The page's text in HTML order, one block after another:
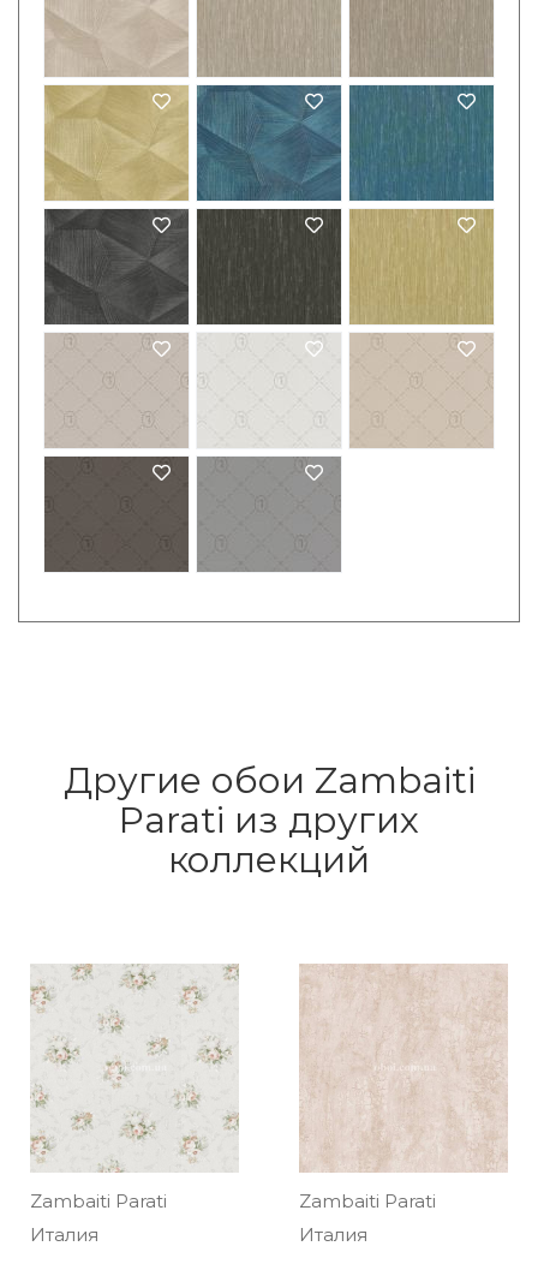
Другие обои Zambaiti
Parati из других
коллекций
Zambaiti Parati
Италия
Zambaiti Parati
Италия